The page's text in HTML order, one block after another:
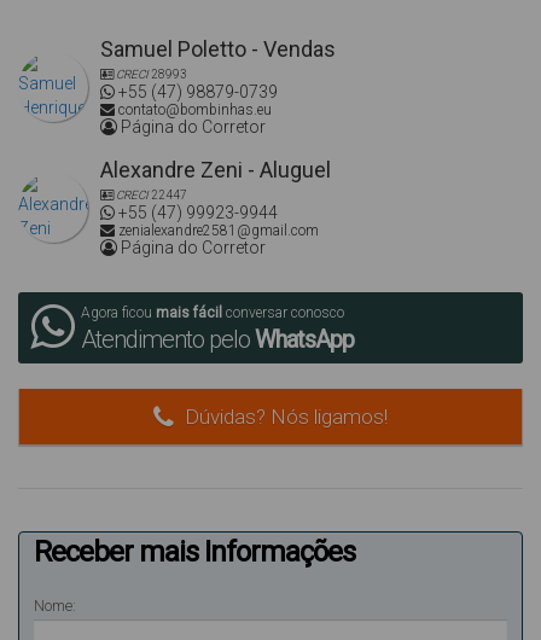
Samuel Poletto - Vendas
CRECI28993
+55 (47) 98879-0739
contato@bombinhas.eu
Página do Corretor
Alexandre Zeni - Aluguel
CRECI22447
+55 (47) 99923-9944
zenialexandre2581@gmail.com
Página do Corretor
Agora ficou mais fácil conversar conosco
Atendimento peloWhatsApp
Dúvidas? Nós ligamos!
Receber mais Informações
Nome: